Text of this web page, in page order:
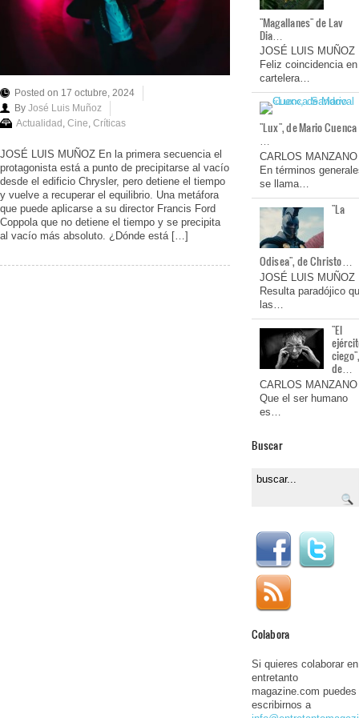
Posted on 17 octubre, 2024
By José Luis Muñoz
Actualidad, Cine, Críticas
JOSÉ LUIS MUÑOZ En la primera secuencia el
protagonista está a punto de precipitarse al vacío
desde el edificio Chrysler, pero detiene el tiempo
y vuelve a recuperar el equilibrio. Una metáfora
que puede aplicarse a su director Francis Ford
Coppola que no detiene el tiempo y se precipita
al vacío más absoluto. ¿Dónde está […]
"Magallanes" de Lav
Dia…
JOSÉ LUIS MUÑOZ
Feliz coincidencia en
cartelera…
"Lux", de Mario Cuenca
…
CARLOS MANZANO
En términos
se llama…
"La
Odisea", de Christo…
JOSÉ LUIS MUÑOZ
Resulta paradójico
las…
"El
de…
CARLOS MANZANO
Que el ser humano
es…
Buscar
Colabora
Si quieres colaborar en
entretanto
magazine.com puedes
escribirnos a